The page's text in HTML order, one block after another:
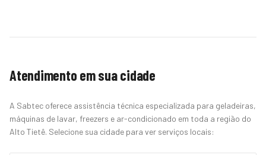
Atendimento em sua cidade
A Sabtec oferece assistência técnica especializada para geladeiras,
máquinas de lavar, freezers e ar-condicionado em toda a região do
Alto Tietê. Selecione sua cidade para ver serviços locais: